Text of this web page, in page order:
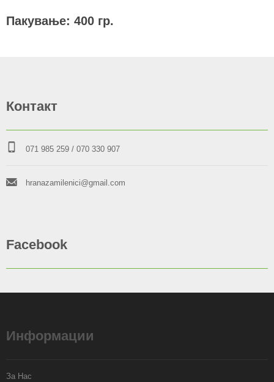
Пакување: 400 гр.
Контакт
071 985 259 / 070 330 907
hranazamilenici@gmail.com
Facebook
Информации
За Нас